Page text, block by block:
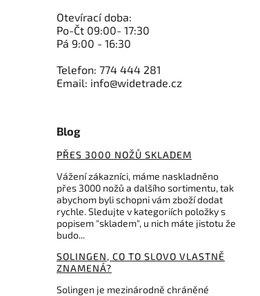
Otevírací doba:
Po-Čt 09:00- 17:30
Pá 9:00 - 16:30
Telefon: 774 444 281
Email: info@widetrade.cz
Blog
PŘES 3000 NOŽŮ SKLADEM
Vážení zákazníci, máme naskladněno
přes 3000 nožů a dalšího sortimentu, tak
abychom byli schopni vám zboží dodat
rychle. Sledujte v kategoriích položky s
popisem "skladem", u nich máte jistotu že
budo...
SOLINGEN, CO TO SLOVO VLASTNĚ
ZNAMENÁ?
Solingen je mezinárodně chráněné
Mikov řeznický nůž porcovací
15cm
223 Kč
Do košíku